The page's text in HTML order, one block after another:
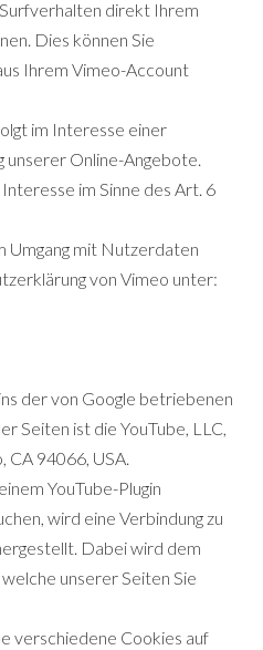
direkt Ihrem
Dies können Sie
Ihrem Vimeo-Account
im Interesse einer
unserer Online-Angebote.
im Sinne des Art. 6
mit Nutzerdaten
von Vimeo unter:
der von Google betriebenen
Seiten ist die YouTube, LLC,
CA 94066, USA.
YouTube-Plugin
wird eine Verbindung zu
Dabei wird dem
unserer Seiten Sie
verschiedene Cookies auf